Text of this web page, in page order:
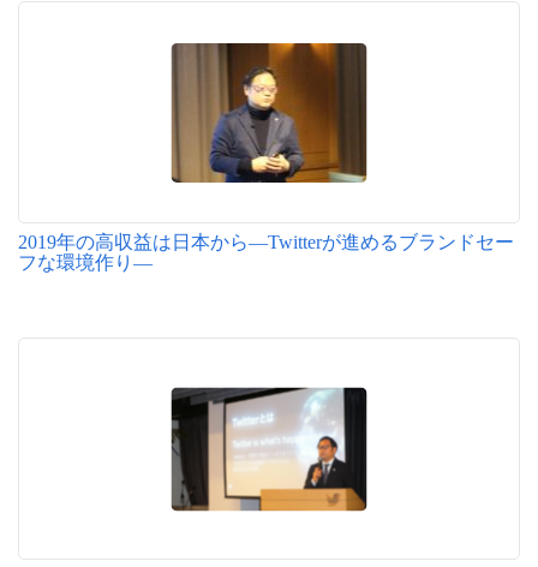
2019年の高収益は日本から―Twitterが進めるブランドセー
フな環境作り―